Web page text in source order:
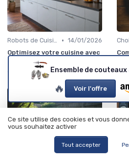
Robots de Cuisine • 14/01/2026
Optimisez votre cuisine avec
un câble inox de qualité
Ensemble de
🔥 Voir l'offre
Ce site utilise des cookies et vous
vous souhaitez activer
Tout accepter